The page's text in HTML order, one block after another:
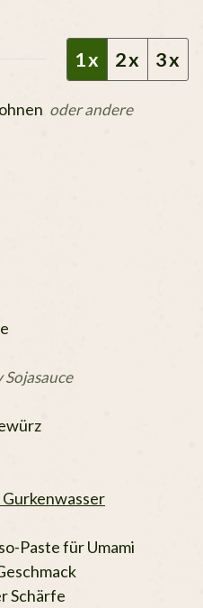
1x 2x 3x
oder andere
Paste für Umami
Schärfe